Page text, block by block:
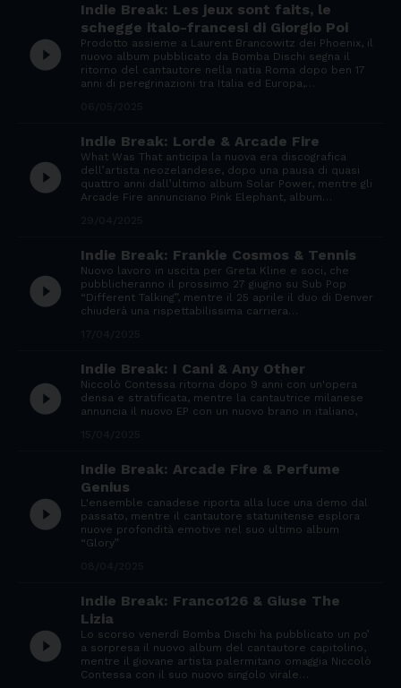
play_circle_filled
Indie Break: Les jeux sont faits, le
schegge italo-francesi di Giorgio Poi
Prodotto assieme a Laurent Brancowitz dei Phoenix, il
nuovo album pubblicato da Bomba Dischi segna il
ritorno del cantautore nella natia Roma dopo ben 17
anni di peregrinazioni tra Italia ed Europa,…
play_circle_filled
Indie Break: Lorde & Arcade Fire
What Was That anticipa la nuova era discografica
dell’artista neozelandese, dopo una pausa di quasi
quattro anni dall’ultimo album Solar Power, mentre gli
Arcade Fire annunciano Pink Elephant, album…
play_circle_filled
Indie Break: Frankie Cosmos & Tennis
Nuovo lavoro in uscita per Greta Kline e soci, che
pubblicheranno il prossimo 27 giugno su Sub Pop
“Different Talking”, mentre il 25 aprile il duo di Denver
chiuderà una rispettabilissima carriera…
play_circle_filled
Indie Break: I Cani & Any Other
Niccolò Contessa ritorna dopo 9 anni con un'opera
densa e stratificata, mentre la cantautrice milanese
annuncia il nuovo EP con un nuovo brano in italiano,
play_circle_filled
Indie Break: Arcade Fire & Perfume
Genius
L'ensemble canadese riporta alla luce una demo dal
passato, mentre il cantautore statunitense esplora
nuove profondità emotive nel suo ultimo album
“Glory”
play_circle_filled
Indie Break: Franco126 & Giuse The
Lizia
Lo scorso venerdì Bomba Dischi ha pubblicato un po’
a sorpresa il nuovo album del cantautore capitolino,
mentre il giovane artista palermitano omaggia Niccolò
Contessa con il suo nuovo singolo virale…